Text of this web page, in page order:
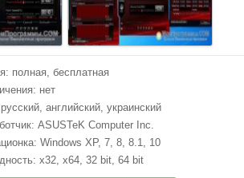
полная, бесплатная
нет
английский, украинский
ASUSTeK Computer Inc.
Windows XP, 7, 8, 8.1, 10
x32, x64, 32 bit, 64 bit